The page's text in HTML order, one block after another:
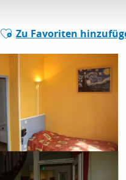
Ajouter aux favoris
Zu Favoriten